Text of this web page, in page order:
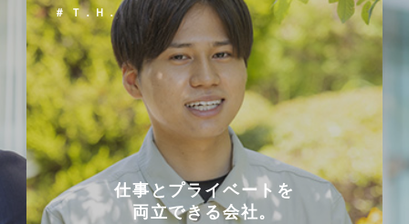
＃ Ｔ．Ｈ．
仕事とプライベートを
両立できる会社。